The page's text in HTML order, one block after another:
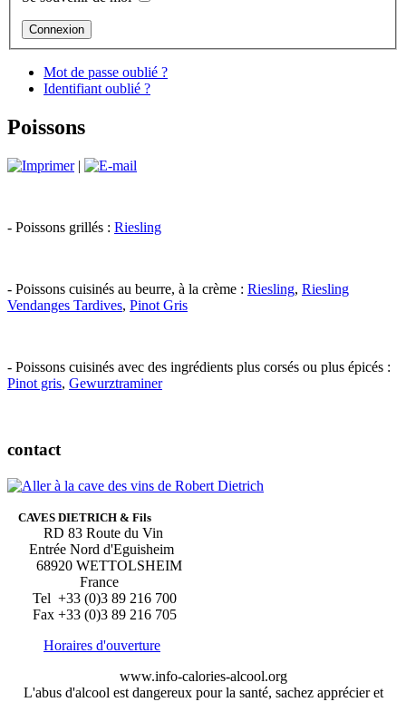
Mot de passe oublié ?
Identifiant oublié ?
Poissons
|
- Poissons grillés : Riesling
- Poissons cuisinés au beurre, à la crème : Riesling, Riesling
Vendanges Tardives, Pinot Gris
- Poissons cuisinés avec des ingrédients plus corsés ou plus épicés :
Pinot gris, Gewurztraminer
contact
CAVES DIETRICH & Fils
RD 83 Route du Vin
Entrée Nord d'Eguisheim
68920 WETTOLSHEIM
France
Tel +33 (0)3 89 216 700
Fax +33 (0)3 89 216 705
Horaires d'ouverture
www.info-calories-alcool.org
L'abus d'alcool est dangereux pour la santé, sachez apprécier et